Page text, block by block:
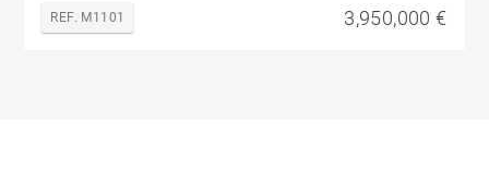
REF. M1101 3,950,000 €